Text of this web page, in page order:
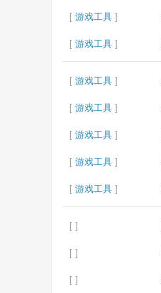
[ 游戏工具 ]
[ 游戏工具 ]
[ 游戏工具 ]
[ 游戏工具 ]
[ 游戏工具 ]
[ 游戏工具 ]
[ 游戏工具 ]
[ ]
[ ]
[ ]